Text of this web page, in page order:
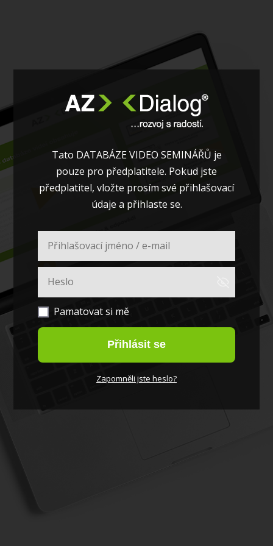
Tato DATABÁZE VIDEO SEMINÁŘŮ je
pouze pro předplatitele. Pokud jste
předplatitel, vložte prosím své přihlašovací
údaje a přihlaste se.
Pamatovat si mě
Přihlásit se
Zapomněli jste heslo?